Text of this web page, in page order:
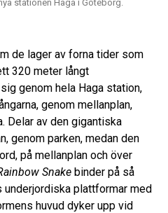
stationen Haga i Göteborg.
de lager av forna tider som
320 meter långt
genom hela Haga station,
genom mellanplan,
Delar av den gigantiska
genom parken, medan den
på mellanplan och över
Snake binder på så
underjordiska plattformar med
huvud dyker upp vid